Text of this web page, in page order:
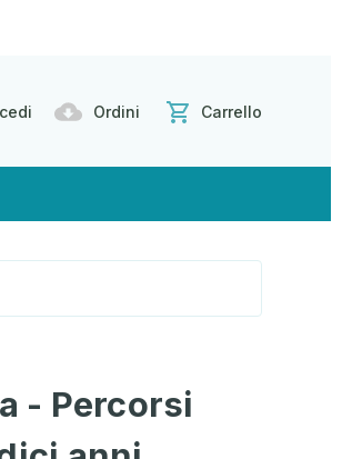
Ordini Carrello
- Percorsi